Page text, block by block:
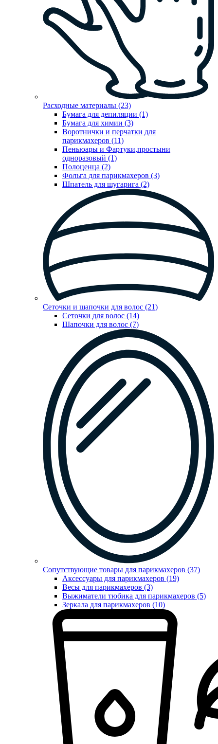
Расходные материалы (23)
Бумага для депиляции (1)
Бумага для химии (3)
Воротнички и перчатки для
парикмахеров (11)
Пеньюары и Фартуки,простыни
одноразовый (1)
Полоценца (2)
Фольга для парикмахеров (3)
Шпатель для шугарига (2)
Сеточки и шапочки для волос (21)
Сеточки для волос (14)
Шапочки для волос (7)
Сопутствующие товары для парикмахеров (37)
Аксессуары для парикмахеров (19)
Весы для парикмахеров (3)
Выжиматели тюбика для парикмахеров (5)
Зеркала для парикмахеров (10)